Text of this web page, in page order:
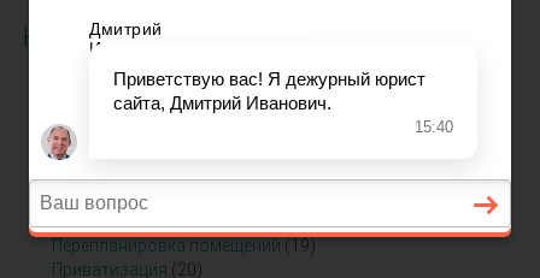
Недвижимость
Долевое участие в строительстве(20)
Жилищное право(128)
Земельное право
Ипотека
Оценка недвижимого имущества
(19)
Перепланировка помещений (19)
Приватизация (20)